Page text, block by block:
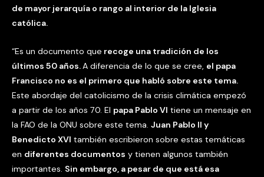
de mayor jerarquía o rango al interior de la Iglesia
católica.
“Es un documento que recoge una tradición de los
últimos 50 años.A diferencia de lo que se cree, el papa
Francisco no es el primero que habló sobre este tema.
Este abordaje del catolicismo de la crisis climática empezó
a partir de los años 70. El papa Pablo VI tiene un mensaje en
la FAO de la ONU sobre este tema. Juan Pablo II y
Benedicto XVI también escribieron sobre estas temáticas
en diferentes documentos y tienen algunos también
importantes. Sin embargo, a pesar de que está esa